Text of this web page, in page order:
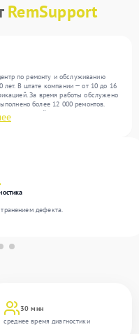
RemSupport
по ремонту и обслуживанию
В штате компании — от 10 до 16
За время работы обслужено
более 12 000 ремонтов.
300 устройств, включая , , . Мы
предлагаем стабильный уровень
30 мин
среднее время диагностики
дефекта.